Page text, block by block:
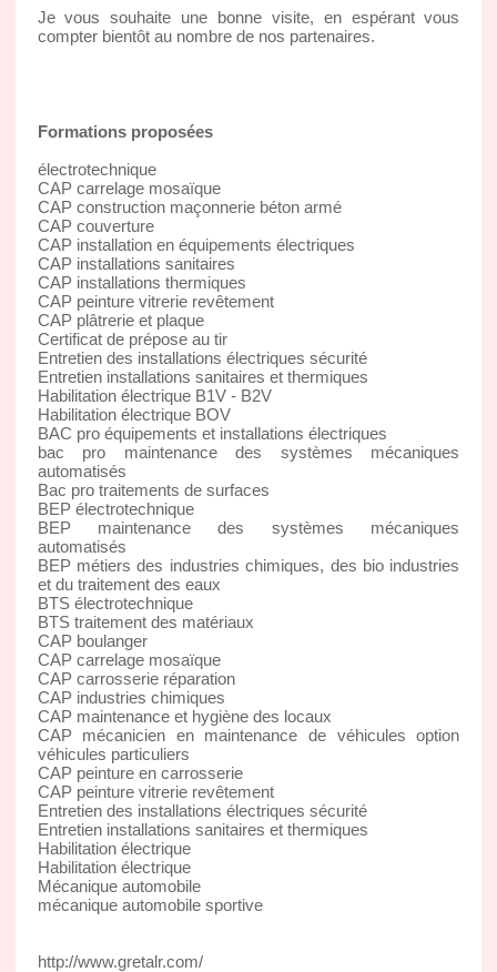
Je vous souhaite une bonne visite, en espérant vous
compter bientôt au nombre de nos partenaires.
Formations proposées
électrotechnique
CAP carrelage mosaïque
CAP construction maçonnerie béton armé
CAP couverture
CAP installation en équipements électriques
CAP installations sanitaires
CAP installations thermiques
CAP peinture vitrerie revêtement
CAP plâtrerie et plaque
Certificat de prépose au tir
Entretien des installations électriques sécurité
Entretien installations sanitaires et thermiques
Habilitation électrique B1V - B2V
Habilitation électrique BOV
BAC pro équipements et installations électriques
bac pro maintenance des systèmes mécaniques
automatisés
Bac pro traitements de surfaces
BEP électrotechnique
BEP maintenance des systèmes mécaniques
automatisés
BEP métiers des industries chimiques, des bio industries
et du traitement des eaux
BTS électrotechnique
BTS traitement des matériaux
CAP boulanger
CAP carrelage mosaïque
CAP carrosserie réparation
CAP industries chimiques
CAP maintenance et hygiène des locaux
CAP mécanicien en maintenance de véhicules option
véhicules particuliers
CAP peinture en carrosserie
CAP peinture vitrerie revêtement
Entretien des installations électriques sécurité
Entretien installations sanitaires et thermiques
Habilitation électrique
Habilitation électrique
Mécanique automobile
mécanique automobile sportive
http://www.gretalr.com/